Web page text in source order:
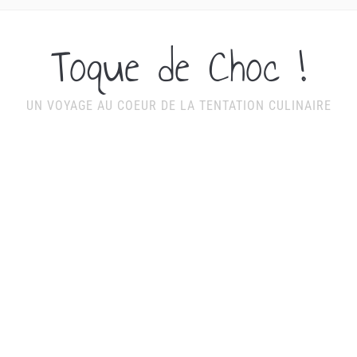
Toque de Choc !
UN VOYAGE AU COEUR DE LA TENTATION CULINAIRE